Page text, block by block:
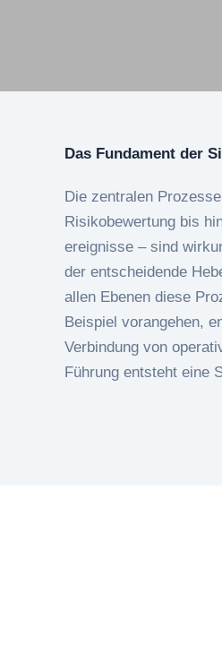
Das Fundament der
Die zentralen
Risikobewertung bis
ereignisse – sind
der entscheidende
allen Ebenen diese
Beispiel vorangehen,
Verbindung von
Führung entsteht eine